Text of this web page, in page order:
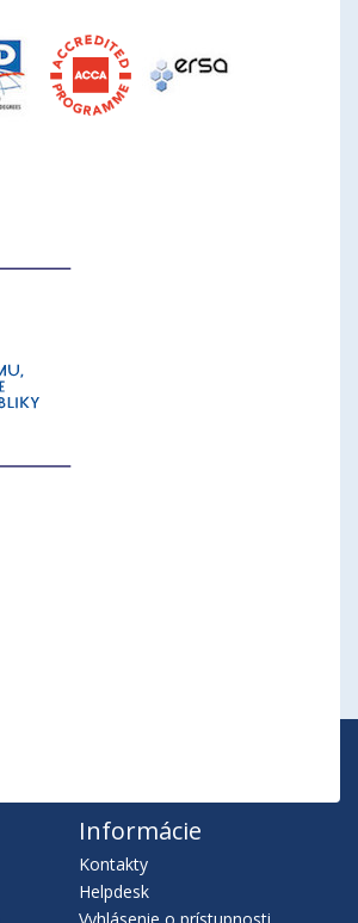
Informácie
Kontakty
Helpdesk